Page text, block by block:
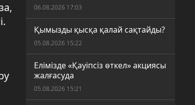
06.08.2026 17:03
Қымызды қысқа қалай сақтайды?
05.08.2026 15:22
Елімізде «Қауіпсіз өткел» акциясы
жалғасуда
05.08.2026 15:21